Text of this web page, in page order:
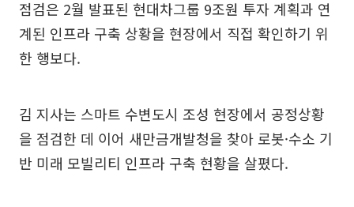
점검은 2월 발표된 현대차그룹 9조원 투자 계획과 연
계된 인프라 구축 상황을 현장에서 직접 확인하기 위
한 행보다.
김 지사는 스마트 수변도시 조성 현장에서 공정상황
을 점검한 데 이어 새만금개발청을 찾아 로봇·수소 기
반 미래 모빌리티 인프라 구축 현황을 살폈다.